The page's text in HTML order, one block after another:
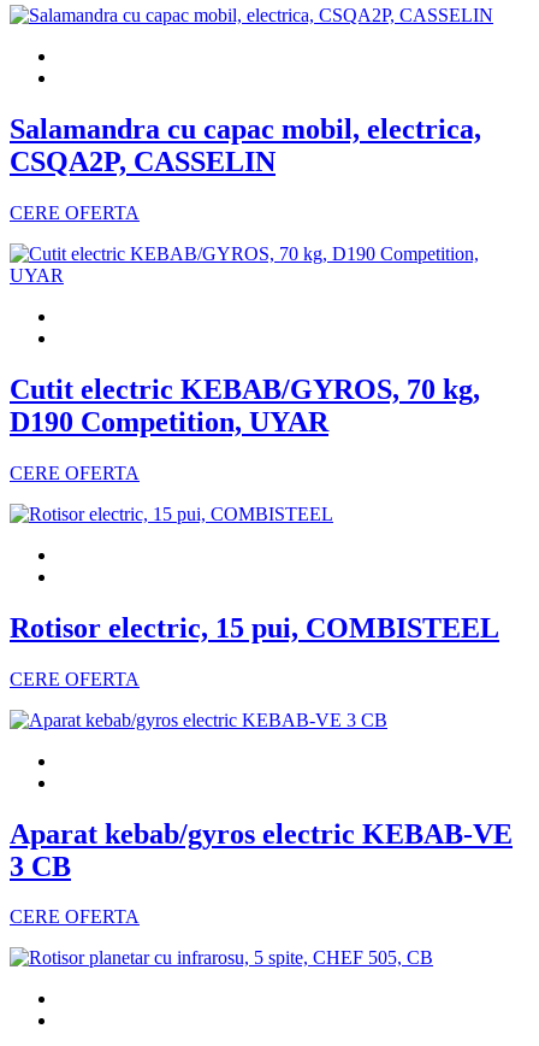
Salamandra cu capac mobil, electrica,
CSQA2P, CASSELIN
CERE OFERTA
Cutit electric KEBAB/GYROS, 70 kg,
D190 Competition, UYAR
CERE OFERTA
Rotisor electric, 15 pui, COMBISTEEL
CERE OFERTA
Aparat kebab/gyros electric KEBAB-VE
3 CB
CERE OFERTA